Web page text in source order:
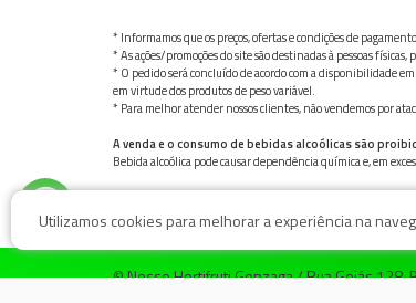
* Informamos que os preços, ofertas e condições de
* As ações/promoções do site são destinadas à pessoas
* O pedido será concluído de acordo com a disponibilidade
em virtude dos produtos de peso variável.
* Para melhor atender nossos clientes, não vendemos por
A venda e o consumo de bebidas alcoólicas são
Bebida alcoólica pode causar dependência química e, em
© Nosso Hortifruti Gonzaga / Rua Goiás
Utilizamos cookies para melhorar a experiência na